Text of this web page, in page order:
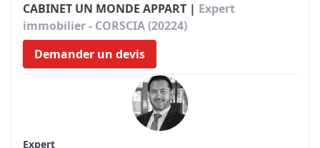
CABINET UN MONDE APPART | Expert
immobilier - CORSCIA (20224)
Demander un devis
Expert